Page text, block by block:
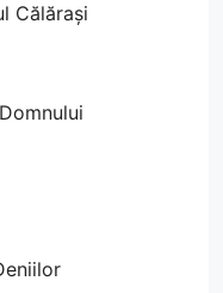
Călărași